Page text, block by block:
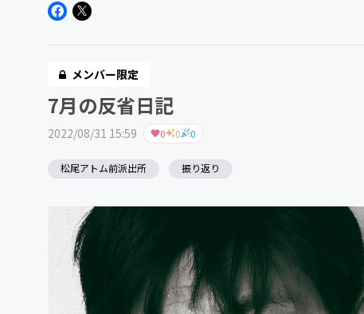
メンバー限定
7月の反省日記
2022/08/31 15:59 0 0 0
松尾アトム前派出所 振り返り